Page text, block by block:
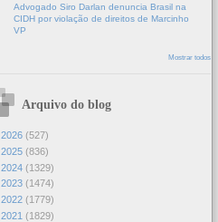
Advogado Siro Darlan denuncia Brasil na
CIDH por violação de direitos de Marcinho
VP
Mostrar todos
Arquivo do blog
2026 (527)
2025 (836)
2024 (1329)
2023 (1474)
2022 (1779)
2021 (1829)